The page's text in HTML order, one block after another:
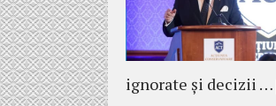
ignorate şi decizii …